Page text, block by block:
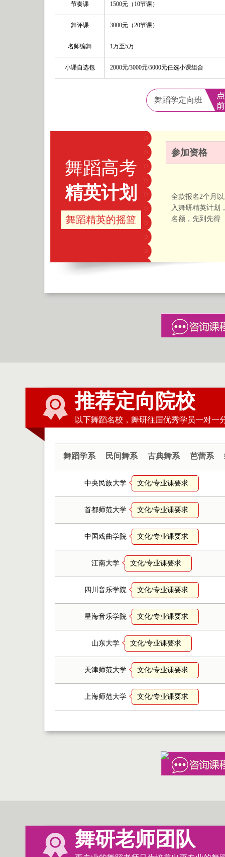
节奏课 1500元（10节课）
舞评课 3000元（20节课）
名师编舞 1万至5万
小课自选包 2000元/3000元/5000元任选小课组合
舞蹈学定向班
舞蹈高考
精英计划
舞蹈精英的摇篮
参加资格
全款报名2个月
入舞研精英计划
名额，先到先得
推荐定向院校
以下舞蹈名校，舞研往届优秀学员一对一
舞蹈学系 民间舞系 古典舞系 芭蕾系
中央民族大学 文化/专业课要求
首都师范大学 文化/专业课要求
中国戏曲学院 文化/专业课要求
江南大学 文化/专业课要求
四川音乐学院 文化/专业课要求
星海音乐学院 文化/专业课要求
山东大学 文化/专业课要求
天津师范大学 文化/专业课要求
上海师范大学 文化/专业课要求
舞研老师团队